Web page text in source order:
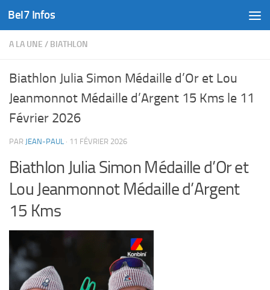
Skip to content
Bel7 Infos
A LA UNE / BIATHLON
Biathlon Julia Simon Médaille d’Or et Lou
Jeanmonnot Médaille d’Argent 15 Kms le 11
Février 2026
PAR JEAN-PAUL · 11 FÉVRIER 2026
Biathlon Julia Simon Médaille d’Or et
Lou Jeanmonnot Médaille d’Argent
15 Kms